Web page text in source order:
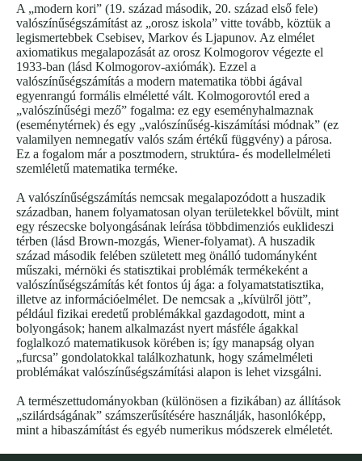
A „modern kori” (19. század második, 20. század első fele)
valószínűségszámítást az „orosz iskola” vitte tovább, köztük a
legismertebbek Csebisev, Markov és Ljapunov. Az elmélet
axiomatikus megalapozását az orosz Kolmogorov végezte el
1933-ban (lásd Kolmogorov-axiómák). Ezzel a
valószínűségszámítás a modern matematika többi ágával
egyenrangú formális elméletté vált. Kolmogorovtól ered a
„valószínűségi mező” fogalma: ez egy eseményhalmaznak
(eseménytérnek) és egy „valószínűség-kiszámítási módnak” (ez
valamilyen nemnegatív valós szám értékű függvény) a párosa.
Ez a fogalom már a posztmodern, struktúra- és modellelméleti
szemléletű matematika terméke.
A valószínűségszámítás nemcsak megalapozódott a huszadik
században, hanem folyamatosan olyan területekkel bővült, mint
egy részecske bolyongásának leírása többdimenziós euklideszi
térben (lásd Brown-mozgás, Wiener-folyamat). A huszadik
század második felében született meg önálló tudományként
műszaki, mérnöki és statisztikai problémák termékeként a
valószínűségszámítás két fontos új ága: a folyamatstatisztika,
illetve az információelmélet. De nemcsak a „kívülről jött”,
például fizikai eredetű problémákkal gazdagodott, mint a
bolyongások; hanem alkalmazást nyert másféle ágakkal
foglalkozó matematikusok körében is; így manapság olyan
„furcsa” gondolatokkal találkozhatunk, hogy számelméleti
problémákat valószínűségszámítási alapon is lehet vizsgálni.
A természettudományokban (különösen a fizikában) az állítások
„szilárdságának” számszerűsítésére használják, hasonlóképp,
mint a hibaszámítást és egyéb numerikus módszerek elméletét.